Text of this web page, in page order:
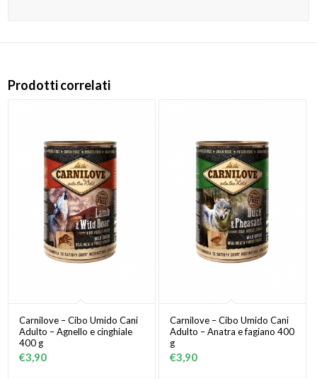
Prodotti correlati
Carnilove – Cibo Umido Cani
Adulto – Agnello e cinghiale
400 g
€3,90
Carnilove – Cibo Umido Cani
Adulto – Anatra e fagiano 400
g
€3,90